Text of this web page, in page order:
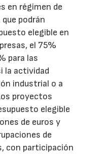
en régimen de
podrán
elegible en
el 75%
para las
la actividad
industrial o a
proyectos
elegible
de euros y
de
con participación